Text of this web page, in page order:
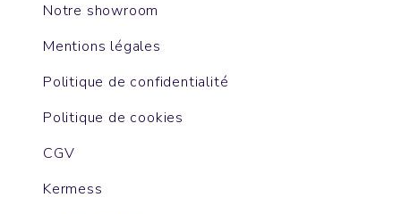
Notre showroom
Mentions légales
Politique de confidentialité
Politique de cookies
CGV
Kermess